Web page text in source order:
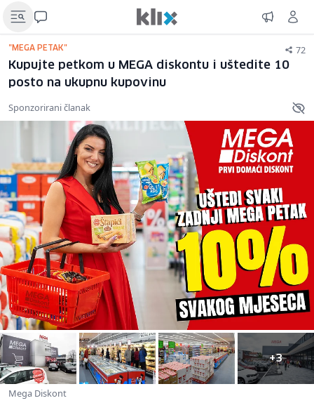
"MEGA PETAK" 72
Kupujte petkom u MEGA diskontu i uštedite 10
posto na ukupnu kupovinu
Sponzorirani članak
+3
Mega Diskont